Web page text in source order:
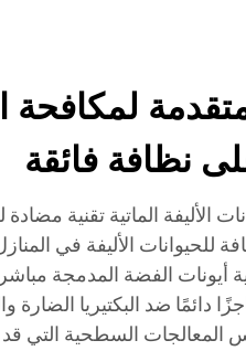
لمكافحة
نظافة فائقة
الأليفة الماتية تقنية
للحيوانات الأليفة في
أيونات الفضة المدمجة
دائمًا ضد البكتيريا الضارة
المعالجات السطحية التي قد